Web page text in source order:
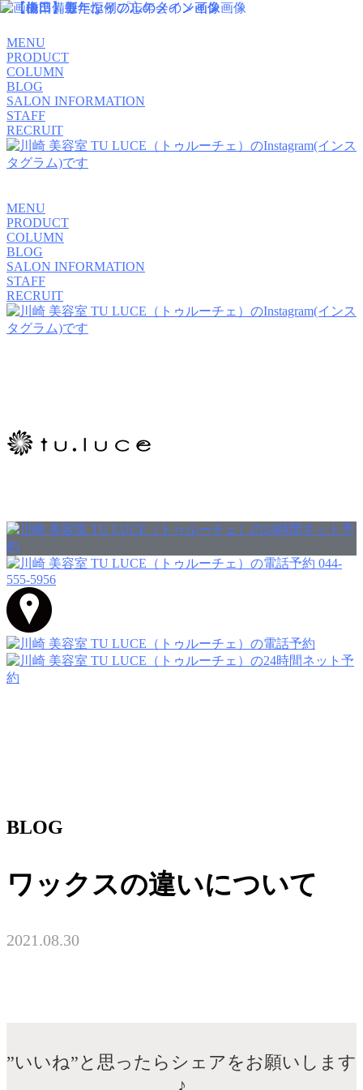
MENU
PRODUCT
COLUMN
BLOG
SALON INFORMATION
STAFF
RECRUIT
MENU
PRODUCT
COLUMN
BLOG
SALON INFORMATION
STAFF
RECRUIT
044-
555-5956
BLOG
ワックスの違いについて
2021.08.30
”いいね”と思ったらシェアをお願いします
♪